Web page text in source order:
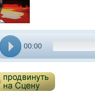
00:00